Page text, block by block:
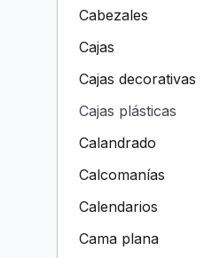
Cabezales
Cajas
Cajas decorativas
Cajas plásticas
Calandrado
Calcomanías
Calendarios
Cama plana